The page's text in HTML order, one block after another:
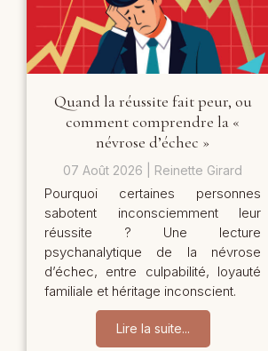
Quand la réussite fait peur, ou
comment comprendre la «
névrose d’échec »
07 Août 2026 Reinette Girard
Pourquoi certaines personnes
sabotent inconsciemment leur
réussite ? Une lecture
psychanalytique de la névrose
d’échec, entre culpabilité, loyauté
familiale et héritage inconscient.
Lire la suite...